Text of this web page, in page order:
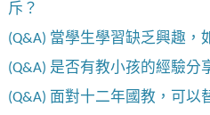
斥？
(Q&A) 當學生學習缺乏興趣，
(Q&A) 是否有教小孩的經驗分
(Q&A) 面對十二年國教，可以